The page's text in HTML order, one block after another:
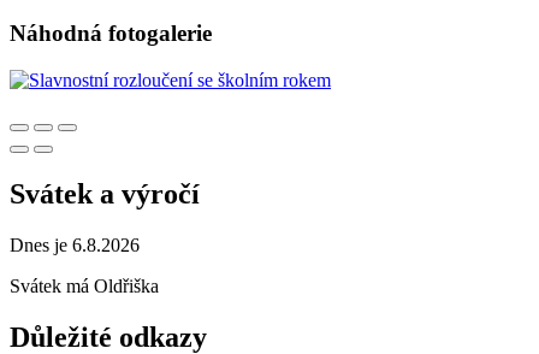
Náhodná fotogalerie
Svátek a výročí
Dnes je 6.8.2026
Svátek má Oldřiška
Důležité odkazy